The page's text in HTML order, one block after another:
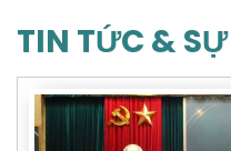
TIN TỨC &